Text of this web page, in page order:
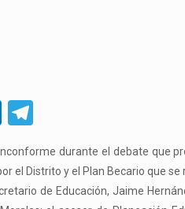
LinkedIn
durante el debate que
el Distrito y el Plan Becario que
de Educación, Jaime